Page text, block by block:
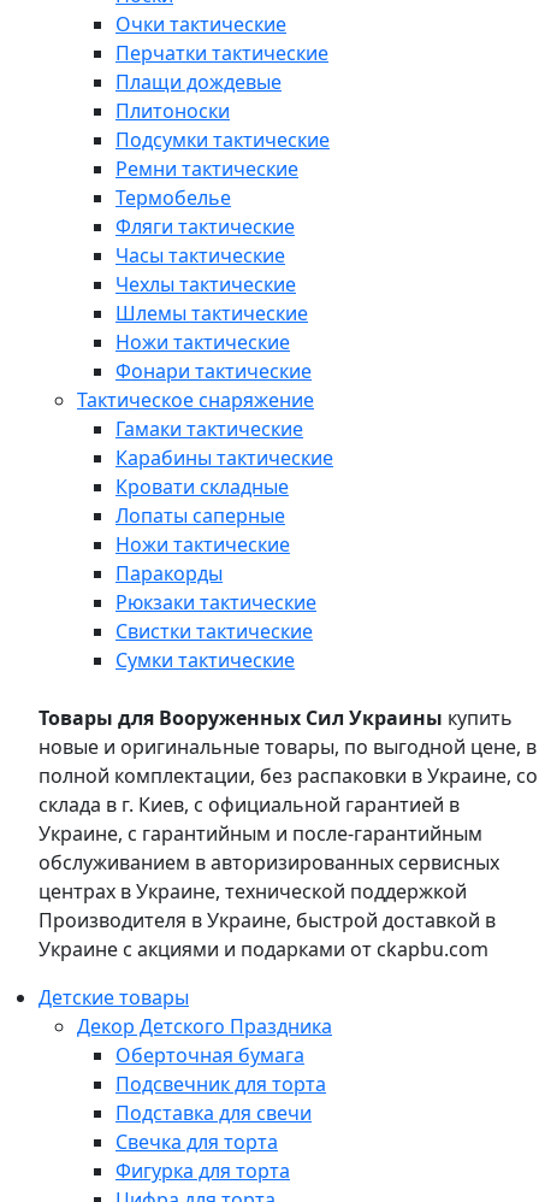
Очки тактические
Перчатки тактические
Плащи дождевые
Плитоноски
Подсумки тактические
Ремни тактические
Термобелье
Фляги тактические
Часы тактические
Чехлы тактические
Шлемы тактические
Ножи тактические
Фонари тактические
Тактическое снаряжение
Гамаки тактические
Карабины тактические
Кровати складные
Лопаты саперные
Ножи тактические
Паракорды
Рюкзаки тактические
Свистки тактические
Сумки тактические
Товары для Вооруженных Сил Украины купить
новые и оригинальные товары, по выгодной цене, в
полной комплектации, без распаковки в Украине, со
склада в г. Киев, с официальной гарантией в
Украине, с гарантийным и после-гарантийным
обслуживанием в авторизированных сервисных
центрах в Украине, технической поддержкой
Производителя в Украине, быстрой доставкой в
Украине с акциями и подарками от ckapbu.com
Детские товары
Декор Детского Праздника
Оберточная бумага
Подсвечник для торта
Подставка для свечи
Свечка для торта
Фигурка для торта